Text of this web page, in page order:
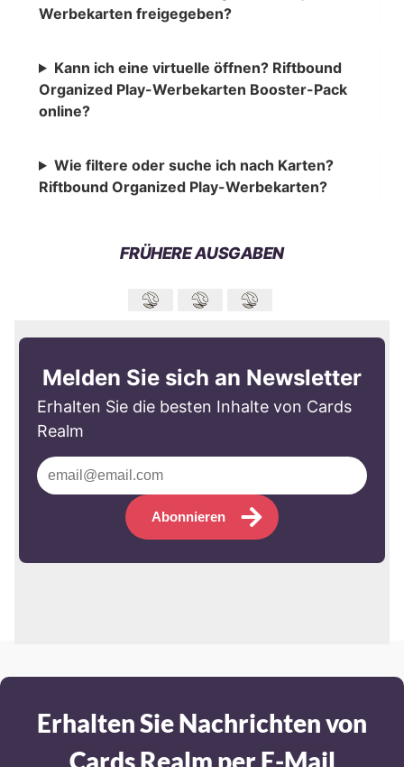
Werbekarten freigegeben?
Kann ich eine virtuelle öffnen? Riftbound
Organized Play-Werbekarten Booster-Pack
online?
Wie filtere oder suche ich nach Karten?
Riftbound Organized Play-Werbekarten?
FRÜHERE AUSGABEN
Melden Sie sich an Newsletter
Erhalten Sie die besten Inhalte von Cards
Realm
Abonnieren
Erhalten Sie Nachrichten von